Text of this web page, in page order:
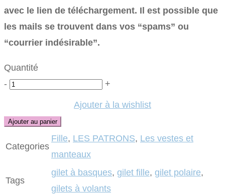
avec le lien de téléchargement. Il est possible que
les mails se trouvent dans vos “spams” ou
“courrier indésirable”.
Quantité
- Quantité +
Ajouter à la wishlist
Ajouter au panier
Categories
Fille, LES PATRONS, Les vestes et
manteaux
Tags
gilet à basques, gilet fille, gilet polaire,
gilets à volants